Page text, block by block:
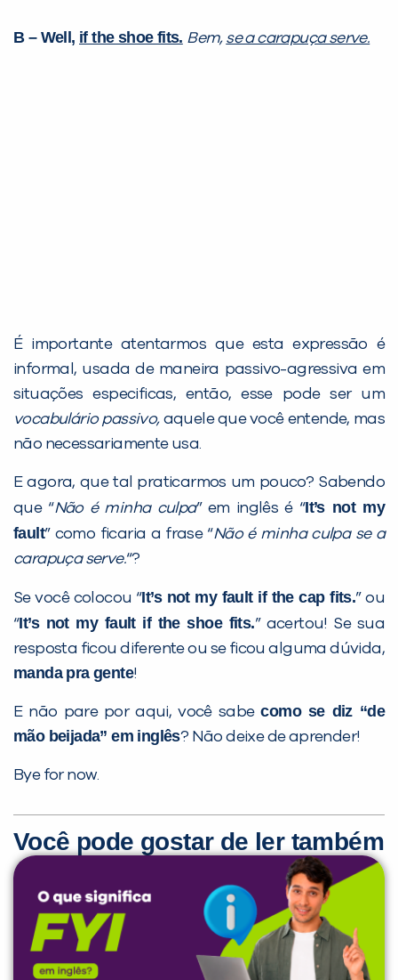
B – Well, if the shoe fits. Bem, se a carapuça serve.
É importante atentarmos que esta expressão é
informal, usada de maneira passivo-agressiva em
situações especificas, então, esse pode ser um
vocabulário passivo, aquele que você entende, mas
não necessariamente usa.
E agora, que tal praticarmos um pouco? Sabendo
que “Não é minha culpa” em inglês é “It’s not my
fault” como ficaria a frase “Não é minha culpa se a
carapuça serve.“?
Se você colocou “It’s not my fault if the cap fits.” ou
“It’s not my fault if the shoe fits.” acertou! Se sua
resposta ficou diferente ou se ficou alguma dúvida,
manda pra gente!
E não pare por aqui, você sabecomo se diz “de
mão beijada” em inglês? Não deixe de aprender!
Bye for now.
Você pode gostar de ler também